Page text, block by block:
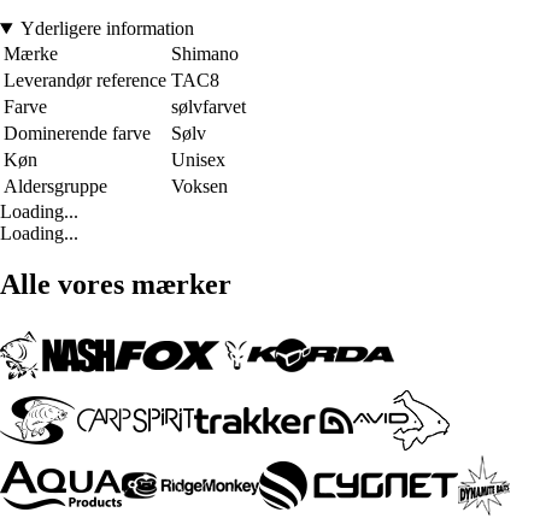
Yderligere information
Mærke
Shimano
Leverandør reference TAC8
Farve
sølvfarvet
Dominerende farve
Sølv
Køn
Unisex
Aldersgruppe
Voksen
Loading...
Loading...
Alle vores mærker